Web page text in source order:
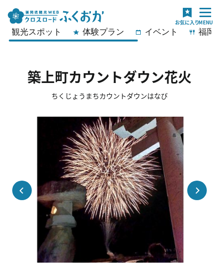
観光スポット 体験プラン イベント 福岡
築上町カウントダウン花火
ちくじょうまちカウントダウンはなび